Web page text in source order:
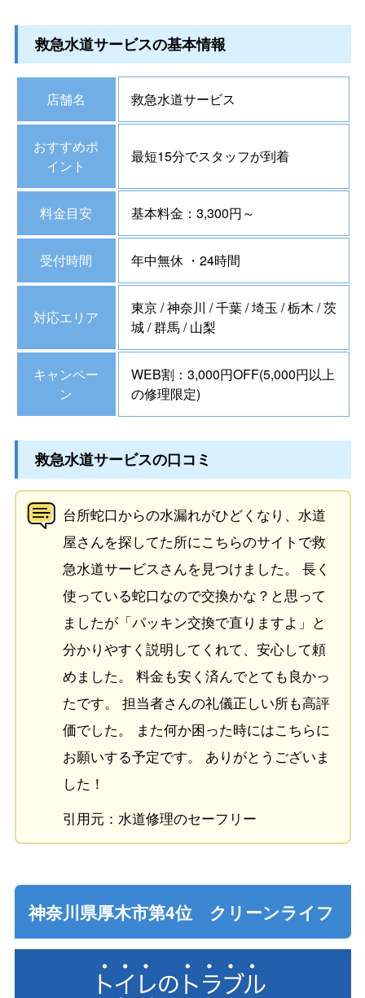
救急水道サービスの基本情報
店舗名 救急水道サービス
おすすめポ
イント
最短15分でスタッフが到着
料金目安 基本料金：3,300円～
受付時間 年中無休 ・24時間
対応エリア
東京 / 神奈川 / 千葉 / 埼玉 / 栃木 / 茨
城 / 群馬 / 山梨
キャンペー
ン
WEB割：3,000円OFF(5,000円以上
の修理限定)
救急水道サービスの口コミ
台所蛇口からの水漏れがひどくなり、水道
屋さんを探してた所にこちらのサイトで救
急水道サービスさんを見つけました。 長く
使っている蛇口なので交換かな？と思って
ましたが「パッキン交換で直りますよ」と
分かりやすく説明してくれて、安心して頼
めました。 料金も安く済んでとても良かっ
たです。 担当者さんの礼儀正しい所も高評
価でした。 また何か困った時にはこちらに
お願いする予定です。 ありがとうございま
した！
引用元：水道修理のセーフリー
神奈川県厚木市第4位 クリーンライフ